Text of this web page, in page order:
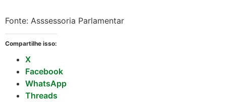
Fonte: Asssessoria Parlamentar
Compartilhe isso:
X
Facebook
WhatsApp
Threads